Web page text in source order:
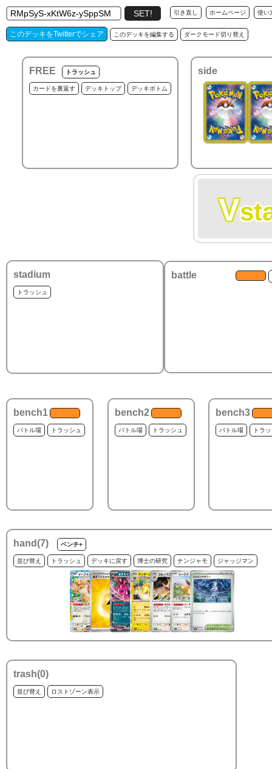
引き直し ホームページ 使い
このデッキをTwitterでシェア このデッキを編集する ダークモード切り替え
FREE トラッシュ
カードを裏返す デッキトップ デッキボトム
side
V
stadium
トラッシュ
battle
bench1
バトル場 トラッシュ
bench2
バトル場 トラッシュ
bench3
バトル場 トラ
hand(7) ベンチ+
並び替え トラッシュ デッキに戻す 博士の研究 ナンジャモ ジャッジマン
trash(0)
並び替え ロストゾーン表示